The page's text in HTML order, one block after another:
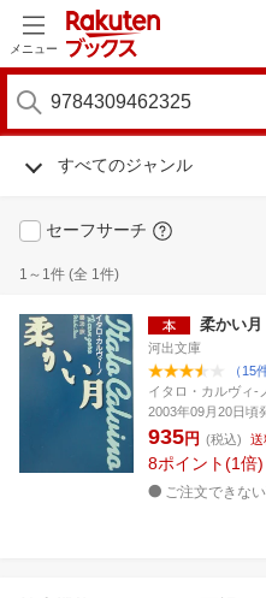
メニュー
すべてのジャンル
セーフサーチ
1～1件 (全 1件)
柔かい月
河出文庫
（15
イタロ・カルヴィ-
2003年09月20日頃
935円 (税込) 送
8ポイント 1倍
ご注文できな